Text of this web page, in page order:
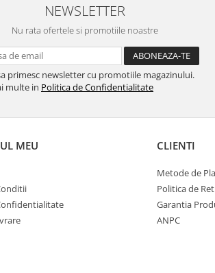
ca este
ci siINTARESTE
avand rezistenta 9H
si un aspect imaculat
in nici un fel
si utilizarea
telefonului.
NEWSLETTER
Nu rata ofertele si promotiile noastre
primesc newsletter cu promotiile magazinului.
multe in Politica de Confidentialitate
MEU CLIENTI
Metode de
Politica de
Garantia
ANPC